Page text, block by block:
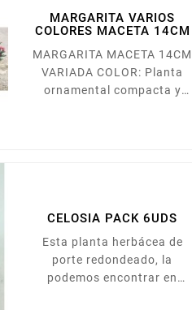
pleno sol donde desarrolla
una mayor floración
MARGARITA VARIOS
COLORES MACETA 14CM
MARGARITA MACETA 14CM
VARIADA COLOR: Planta
ornamental compacta y
planta de exterior cuya
bastante soleado.
CELOSIA PACK 6UDS
Esta planta herbácea de
porte redondeado, la
podemos encontrar en